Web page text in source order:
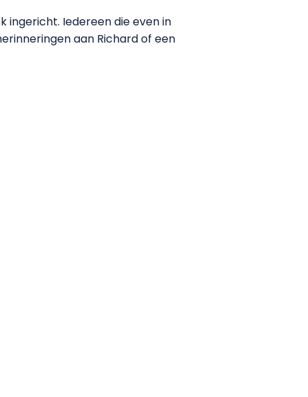
ingericht. Iedereen die even in
aan Richard of een